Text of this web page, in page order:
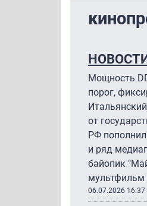
Мощность
порог,
от
РФ
и ряд
байопик
мультфильм
06.07.2026 16:37